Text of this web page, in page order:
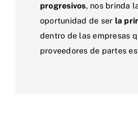
progresivos, nos brinda
oportunidad de ser la
dentro de las empresas
proveedores de partes